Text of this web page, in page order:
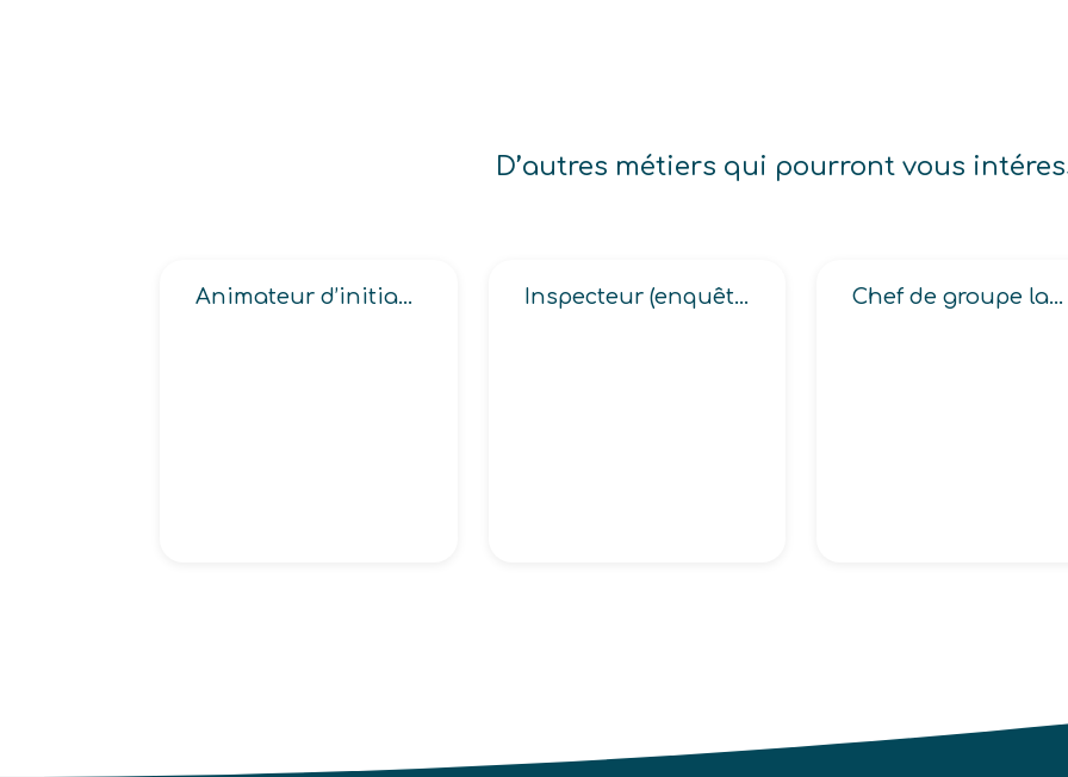
D’autres métiers qui pourront vous
Animateur d’initiation à la nature Inspecteur (enquêteur d’assurances, indemnisateur en assurances, régleur d’assurances) Chef de groupe laboratoire d’analyse industrielle